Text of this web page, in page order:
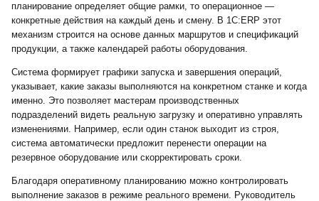
планирование определяет общие рамки, то операционное —
конкретные действия на каждый день и смену. В 1С:ERP этот
механизм строится на основе данных маршрутов и спецификаций
продукции, а также календарей работы оборудования.
Система формирует графики запуска и завершения операций,
указывает, какие заказы выполняются на конкретном станке и когда
именно. Это позволяет мастерам производственных
подразделений видеть реальную загрузку и оперативно управлять
изменениями. Например, если один станок выходит из строя,
система автоматически предложит перенести операции на
резервное оборудование или скорректировать сроки.
Благодаря оперативному планированию можно контролировать
выполнение заказов в режиме реального времени. Руководитель